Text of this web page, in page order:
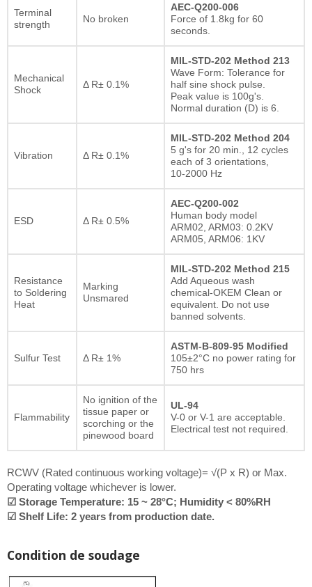
Terminal
strength
No broken
AEC-Q200-006
Force of 1.8kg for 60
seconds.
Mechanical
Shock
Δ R± 0.1%
MIL-STD-202 Method 213
Wave Form: Tolerance for
half sine shock pulse.
Peak value is 100g's.
Normal duration (D) is 6.
Vibration Δ R± 0.1%
MIL-STD-202 Method 204
5 g's for 20 min., 12 cycles
each of 3 orientations,
10-2000 Hz
ESD Δ R± 0.5%
AEC-Q200-002
Human body model
ARM02, ARM03: 0.2KV
ARM05, ARM06: 1KV
Resistance
to Soldering
Heat
Marking
Unsmared
MIL-STD-202 Method 215
Add Aqueous wash
chemical-OKEM Clean or
equivalent. Do not use
banned solvents.
Sulfur Test Δ R± 1%
ASTM-B-809-95 Modified
105±2°C no power rating for
750 hrs
Flammability
No ignition of the
tissue paper or
scorching or the
pinewood board
UL-94
V-0 or V-1 are acceptable.
Electrical test not required.
RCWV (Rated continuous working voltage)= √(P x R) or Max.
Operating voltage whichever is lower.
☑ Storage Temperature: 15 ~ 28°C; Humidity < 80%RH
☑ Shelf Life: 2 years from production date.
Condition de soudage